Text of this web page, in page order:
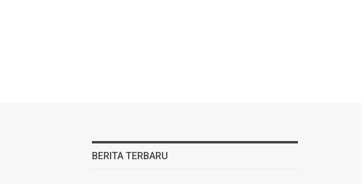
BERITA TERBARU